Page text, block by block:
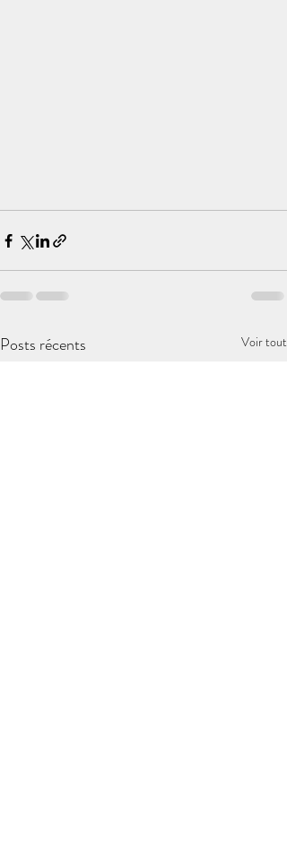
Posts récents Voir tout